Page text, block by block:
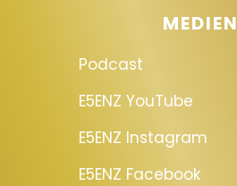
MEDIEN
Podcast
E5ENZ YouTube
E5ENZ Instagram
E5ENZ Facebook